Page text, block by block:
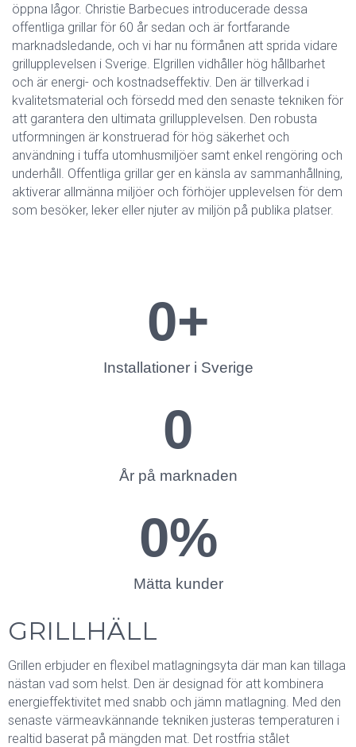
öppna lågor. Christie Barbecues introducerade dessa
offentliga grillar för 60 år sedan och är fortfarande
marknadsledande, och vi har nu förmånen att sprida vidare
grillupplevelsen i Sverige. Elgrillen vidhåller hög hållbarhet
och är energi- och kostnadseffektiv. Den är tillverkad i
kvalitetsmaterial och försedd med den senaste tekniken för
att garantera den ultimata grillupplevelsen. Den robusta
utformningen är konstruerad för hög säkerhet och
användning i tuffa utomhusmiljöer samt enkel rengöring och
underhåll. Offentliga grillar ger en känsla av sammanhållning,
aktiverar allmänna miljöer och förhöjer upplevelsen för dem
som besöker, leker eller njuter av miljön på publika platser.
Installationer i Sverige
0+
År på marknaden
0
Mätta kunder
0%
GRILLHÄLL
Grillen erbjuder en flexibel matlagningsyta där man kan tillaga
nästan vad som helst. Den är designad för att kombinera
energieffektivitet med snabb och jämn matlagning. Med den
senaste värmeavkännande tekniken justeras temperaturen i
realtid baserat på mängden mat. Det rostfria stålet